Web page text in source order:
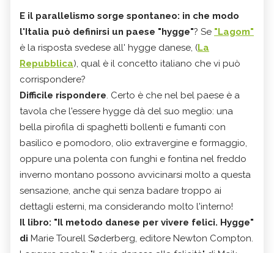
E il parallelismo sorge spontaneo: in che modo
l'Italia può definirsi un paese "hygge"? Se "Lagom"
è la risposta svedese all' hygge danese, (La
Repubblica), qual è il concetto italiano che vi può
corrispondere?
Difficile rispondere. Certo è che nel bel paese è a
tavola che l'essere hygge dà del suo meglio: una
bella pirofila di spaghetti bollenti e fumanti con
basilico e pomodoro, olio extravergine e formaggio,
oppure una polenta con funghi e fontina nel freddo
inverno montano possono avvicinarsi molto a questa
sensazione, anche qui senza badare troppo ai
dettagli esterni, ma considerando molto l'interno!
Il libro: "Il metodo danese per vivere felici. Hygge"
di Marie Tourell Søderberg, editore Newton Compton.